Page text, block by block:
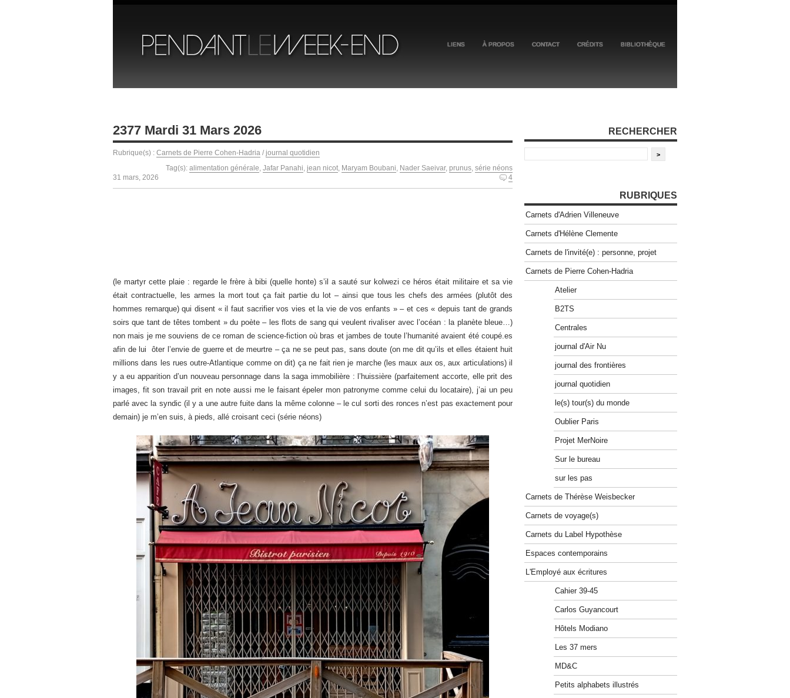
LIENS À PROPOS CONTACT CRÉDITS BIBLIOTHÈQUE
2377 Mardi 31 Mars 2026
Rubrique(s) : Carnets de Pierre Cohen-Hadria / journal quotidien
Tag(s): alimentation générale, Jafar Panahi, jean nicot, Maryam Boubani, Nader Saeivar, prunus, série néons
31 mars, 2026
4
(le martyr cette plaie : regarde le frère à bibi (quelle honte) s’il a sauté sur kolwezi ce héros était militaire et sa vie
était contractuelle, les armes la mort tout ça fait partie du lot – ainsi que tous les chefs des armées (plutôt des
hommes remarque) qui disent « il faut sacrifier vos vies et la vie de vos enfants » – et ces « depuis tant de grands
soirs que tant de têtes tombent » du poète – les flots de sang qui veulent rivaliser avec l’océan : la planète bleue…)
non mais je me souviens de ce roman de science-fiction où bras et jambes de toute l’humanité avaient été coupé.es
afin de lui ôter l’envie de guerre et de meurtre – ça ne se peut pas, sans doute (on me dit qu’ils et elles étaient huit
millions dans les rues outre-Atlantique comme on dit) ça ne fait rien je marche (les maux aux os, aux articulations) il
y a eu apparition d’un nouveau personnage dans la saga immobilière : l’huissière (parfaitement accorte, elle prit des
images, fit son travail prit en note aussi me le faisant épeler mon patronyme comme celui du locataire), j’ai un peu
parlé avec la syndic (il y a une autre fuite dans la même colonne – le cul sorti des ronces n’est pas exactement pour
demain) je m’en suis, à pieds, allé croisant ceci (série néons)
RECHERCHER
RUBRIQUES
Carnets d'Adrien Villeneuve
Carnets d'Hélène Clemente
Carnets de l'invité(e) : personne, projet
Carnets de Pierre Cohen-Hadria
Atelier
B2TS
Centrales
journal d'Air Nu
journal des frontières
journal quotidien
le(s) tour(s) du monde
Oublier Paris
Projet MerNoire
Sur le bureau
sur les pas
Carnets de Thérèse Weisbecker
Carnets de voyage(s)
Carnets du Label Hypothèse
Espaces contemporains
L'Employé aux écritures
Cahier 39-45
Carlos Guyancourt
Hôtels Modiano
Les 37 mers
MD&C
Petits alphabets illustrés